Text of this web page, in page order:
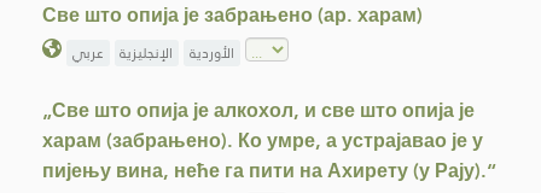
Све што опија је забрањено (ар. харам)
عربي الإنجليزية الأوردية
„Све што опија је алкохол, и све што опија је
харам (забрањено). Ко умре, а устрајавао је у
пијењу вина, неће га пити на Ахирету (у Рају).“